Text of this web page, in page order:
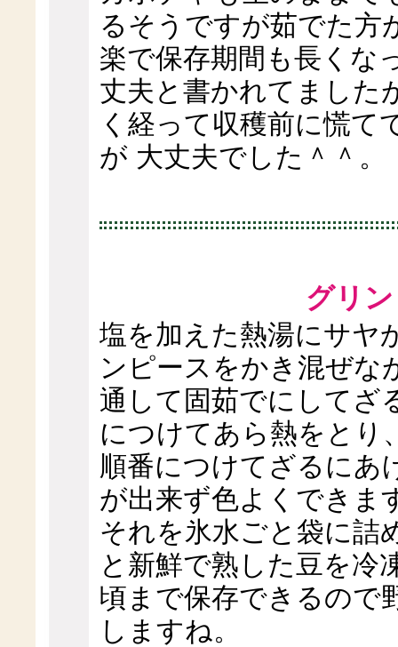
るそうですが茹でた方
楽で保存期間も長くな
丈夫と書かれてました
く経って収穫前に慌て
が 大丈夫でした＾＾。
グリ
塩を加えた熱湯にサヤ
ンピースをかき混ぜな
通して固茹でにしてざ
につけてあら熱をとり
順番につけてざるにあ
が出来ず色よくできま
それを氷水ごと袋に詰
と新鮮で熟した豆を冷
頃まで保存できるので
しますね。